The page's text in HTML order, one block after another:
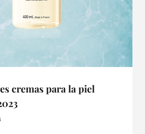
cremas para la piel